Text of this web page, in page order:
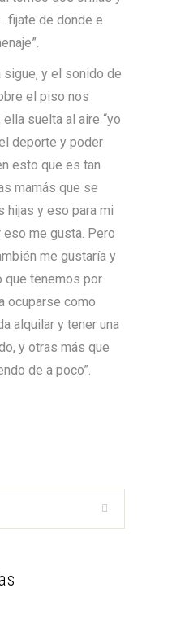
fijate de donde e
y el sonido de
el piso nos
suelta al aire “yo
deporte y poder
esto que es tan
mamás que se
hijas y eso para mi
me gusta. Pero
me gustaría y
que tenemos por
ocuparse como
alquilar y tener una
y otras más que
de a poco”.